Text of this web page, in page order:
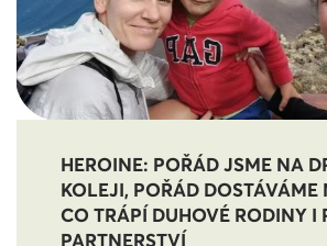
HEROINE: POŘÁD JSME NA
KOLEJI, POŘÁD DOSTÁVÁME
CO TRÁPÍ DUHOVÉ RODINY I
PARTNERSTVÍ